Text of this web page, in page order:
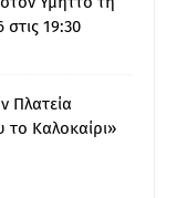
στις 19:30
Πλατεία
Καλοκαίρι»